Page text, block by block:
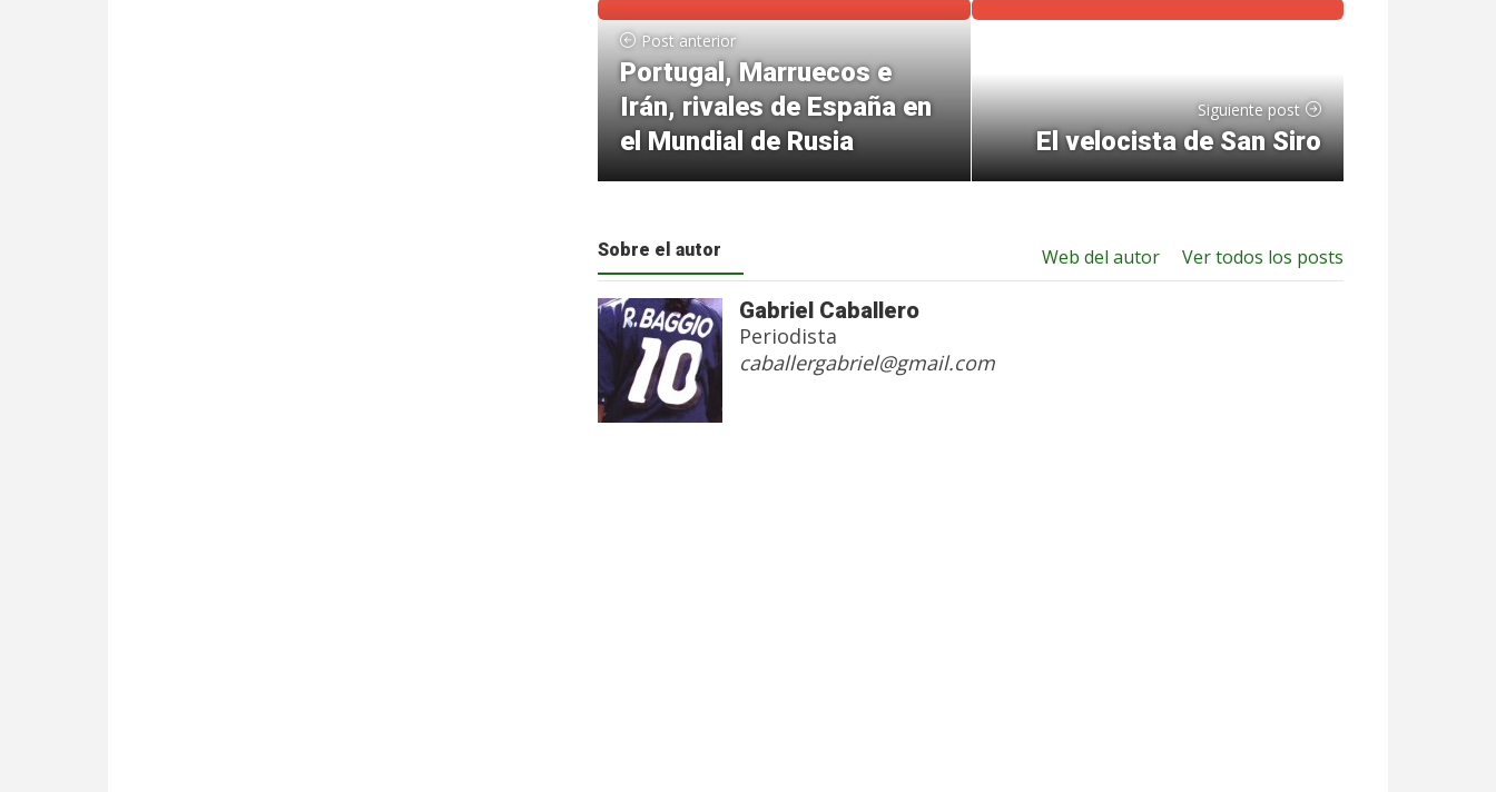
Post anterior
Portugal, Marruecos e
Irán, rivales de España en
el Mundial de Rusia
Siguiente post
El velocista de San Siro
Sobre el autor Ver todos los posts
Web del autor
Gabriel Caballero
Periodista
caballergabriel@gmail.com